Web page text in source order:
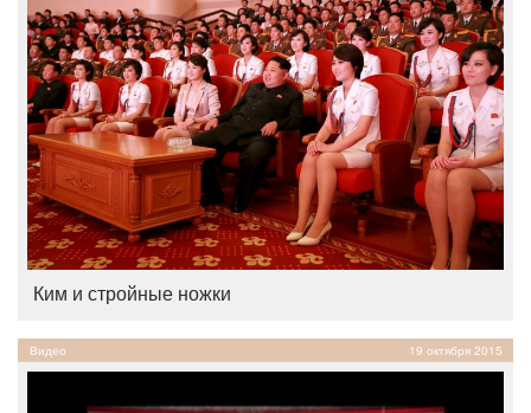
Ким и стройные ножки
Видео 19 октября 2015